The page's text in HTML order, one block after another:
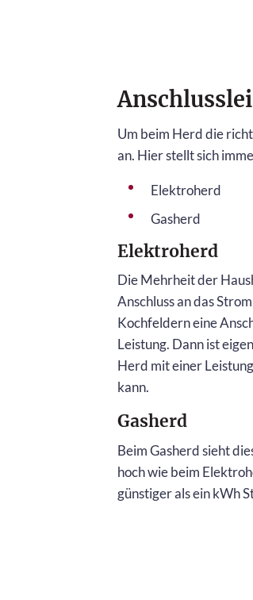
Um beim Herd die
an. Hier stellt sich
Elektroherd
Gasherd
Elektroherd
Die Mehrheit der
Anschluss an das
Kochfeldern eine
Leistung. Dann ist
Herd mit einer
kann.
Gasherd
Beim Gasherd sieht
hoch wie beim
günstiger als ein kWh